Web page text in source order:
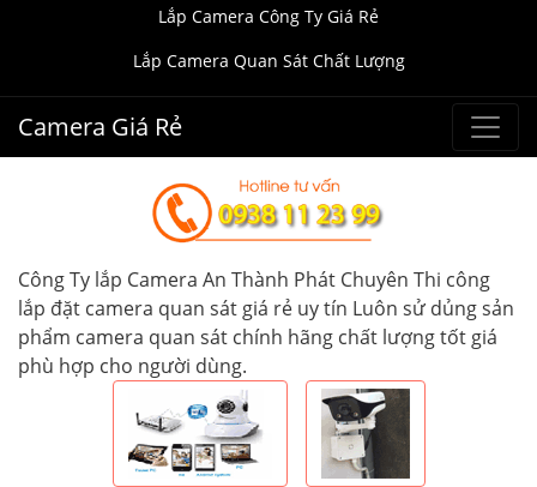
Lắp Camera Công Ty Giá Rẻ
Lắp Camera Quan Sát Chất Lượng
Camera Giá Rẻ
Công Ty lắp Camera An Thành Phát Chuyên Thi công
lắp đặt camera quan sát giá rẻ uy tín Luôn sử dủng sản
phẩm camera quan sát chính hãng chất lượng tốt giá
phù hợp cho người dùng.